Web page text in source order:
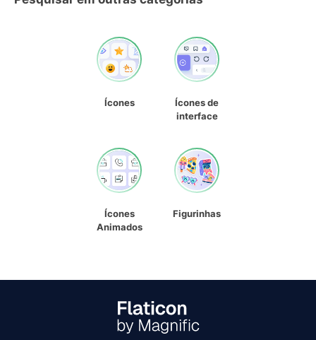
Ícones
Ícones de
interface
Ícones
Animados
Figurinhas